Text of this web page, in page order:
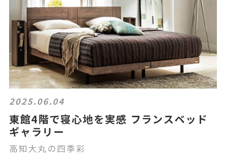
2025.06.04
東館4階で寝心地を実感 フランスベッド
ギャラリー
高知大丸の四季彩